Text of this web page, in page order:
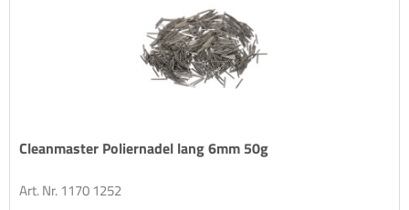
Cleanmaster Poliernadel lang 6mm 50g
Art. Nr. 1170 1252